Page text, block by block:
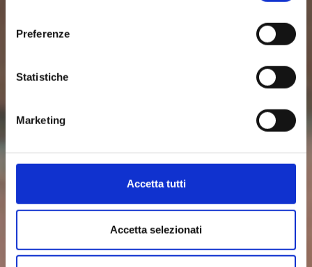
Preferenze
Statistiche
Marketing
Accetta tutti
Accetta selezionati
Per l'esperto della Salute
disintossicare il
nostro organismo